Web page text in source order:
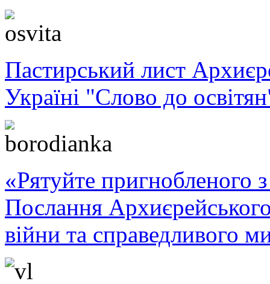
Пастирський лист
Україні "Слово до
«Рятуйте пригнобленого
Послання
війни та справедливого